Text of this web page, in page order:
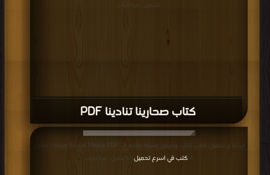
كتاب صحارينا تنادينا PDF
التحميل : مرة/مرات
قراءة و تحميل كتاب كتاب وميض وسط ظلام الـ Social Media PDF مجانا | مكتبة
>كتب في اسرع تحميل | التحميل : مرة/مرات